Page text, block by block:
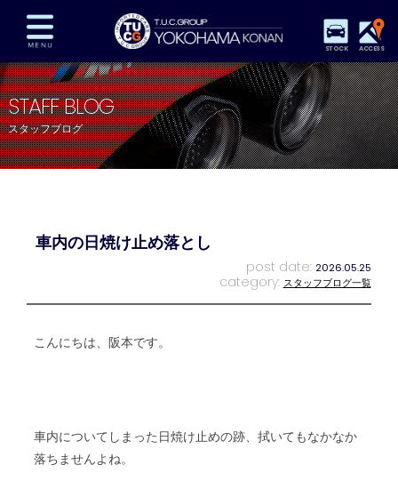
STOCK ACCESS
在庫車両情報 保証&サービス パーツリスト
TUCとは？ 店舗情報 アクセスマップ
全国納車 特別作業 注文販売
STAFF BLOG
スタッフブログ
車内の日焼け止め落とし
post date: 2026.05.25
category: スタッフブログ一覧
こんにちは、阪本です。
車内についてしまった日焼け止めの跡、拭いてもなかなか
落ちませんよね。